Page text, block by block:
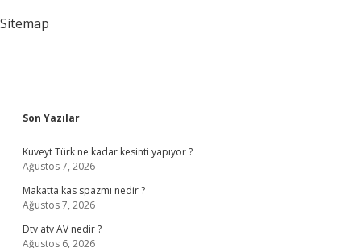
Sitemap
Sidebar
Son Yazılar
Kuveyt Türk ne kadar kesinti yapıyor ?
Ağustos 7, 2026
Makatta kas spazmı nedir ?
Ağustos 7, 2026
Dtv atv AV nedir ?
Ağustos 6, 2026